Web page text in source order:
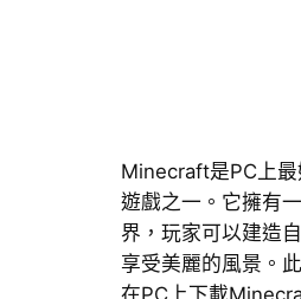
Minecraft是PC上
遊戲之一。它擁有
界，玩家可以建造
享受美麗的風景。
在PC上下載